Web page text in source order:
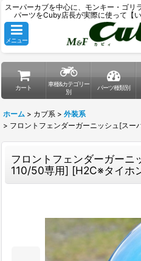
スーパーカブを中心に、モンキー・ゴリ
パーツをCuby店長が実際に使って【
メニュー
カート
車種&カテゴリー
別
パーツ種類別
ホーム > カブ系 > 外装系
> フロントフェンダーガーニッシュ[スー
フロントフェンダーガーニ
110/50専用] [H2C※タイホ